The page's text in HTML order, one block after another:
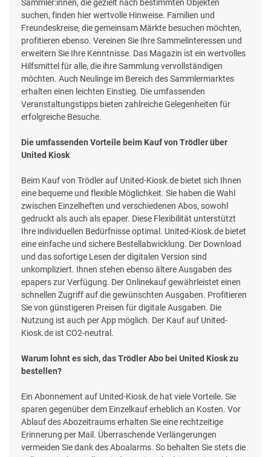
Sammler:innen, die gezielt nach bestimmten Objekten
suchen, finden hier wertvolle Hinweise. Familien und
Freundeskreise, die gemeinsam Märkte besuchen möchten,
profitieren ebenso. Vereinen Sie Ihre Sammelinteressen und
erweitern Sie Ihre Kenntnisse. Das Magazin ist ein wertvolles
Hilfsmittel für alle, die ihre Sammlung vervollständigen
möchten. Auch Neulinge im Bereich des Sammlermarktes
erhalten einen leichten Einstieg. Die umfassenden
Veranstaltungstipps bieten zahlreiche Gelegenheiten für
erfolgreiche Besuche.
Die umfassenden Vorteile beim Kauf von Trödler über
United Kiosk
Beim Kauf von Trödler auf United-Kiosk.de bietet sich Ihnen
eine bequeme und flexible Möglichkeit. Sie haben die Wahl
zwischen Einzelheften und verschiedenen Abos, sowohl
gedruckt als auch als epaper. Diese Flexibilität unterstützt
Ihre individuellen Bedürfnisse optimal. United-Kiosk.de bietet
eine einfache und sichere Bestellabwicklung. Der Download
und das sofortige Lesen der digitalen Version sind
unkompliziert. Ihnen stehen ebenso ältere Ausgaben des
epapers zur Verfügung. Der Onlinekauf gewährleistet einen
schnellen Zugriff auf die gewünschten Ausgaben. Profitieren
Sie von günstigeren Preisen für digitale Ausgaben. Die
Nutzung ist auch per App möglich. Der Kauf auf United-
Kiosk.de ist CO2-neutral.
Warum lohnt es sich, das Trödler Abo bei United Kiosk zu
bestellen?
Ein Abonnement auf United-Kiosk.de hat viele Vorteile. Sie
sparen gegenüber dem Einzelkauf erheblich an Kosten. Vor
Ablauf des Abozeitraums erhalten Sie eine rechtzeitige
Erinnerung per Mail. Überraschende Verlängerungen
vermeiden Sie dank des Aboalarms. So behalten Sie stets die